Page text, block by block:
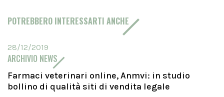
POTREBBERO INTERESSARTI ANCHE
28/12/2019
ARCHIVIO NEWS
Farmaci veterinari online, Anmvi: in studio
bollino di qualità siti di vendita legale